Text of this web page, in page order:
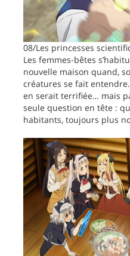
08/Les princesses
Les femmes-bêtes
nouvelle maison quand,
créatures se fait
en serait terrifiée… mais
seule question en tête :
habitants, toujours plus